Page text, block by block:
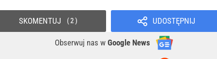
UDOSTĘPNIJ
Obserwuj nas w Google News
SKOMENTUJ 2